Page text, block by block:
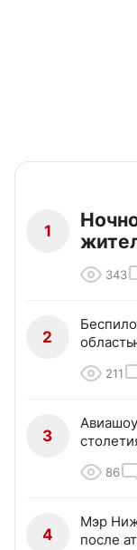
1
343
2
211
3
86
4
Мэр
после